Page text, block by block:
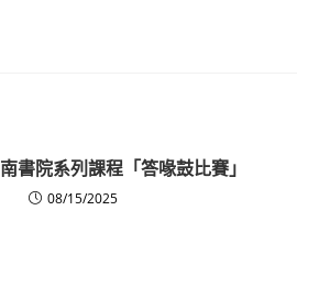
書院系列課程「答喙鼓比賽」
08/15/2025